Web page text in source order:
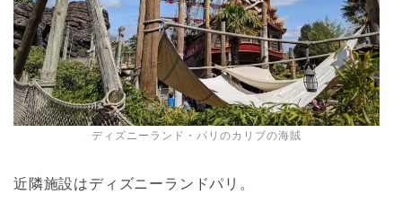
ディズニーランド・パリのカリブの海賊
近隣施設はディズニーランドパリ。